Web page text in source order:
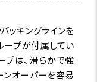
ッキングラインを
ープが付属してい
プは、滑らかで強
ンオーバーを容易